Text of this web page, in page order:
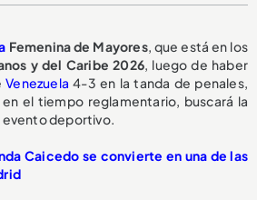
Femenina de Mayores, que está en los
y del Caribe 2026, luego de haber
Venezuela 4-3 en la tanda de penales,
el tiempo reglamentario, buscará la
evento deportivo.
Caicedo se convierte en una de las